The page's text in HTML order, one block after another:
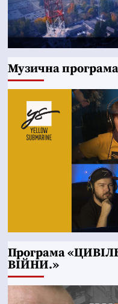
Музична
Програма
ВІЙНИ.»